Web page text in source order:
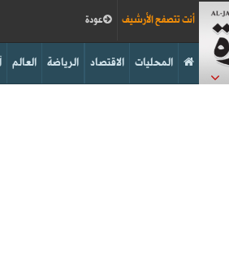
عودة أنت تتصفح الأرشيف
العالم الرياضة الاقتصاد المحليات